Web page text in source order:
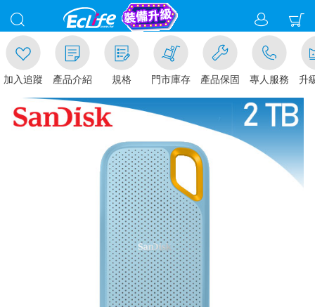
蹤 產品介紹 規格 門市庫存 產品保固 專人服務 升級金賺